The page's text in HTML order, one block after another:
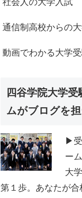
通信制高校からの
動画でわかる大学
四谷学院大学
ムがブログを
▶
ーム
大
第１歩。あなたが